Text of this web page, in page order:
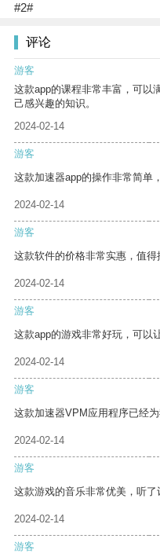
#2#
评论
游客
这款app的课程非常丰富，可以
己感兴趣的知识。
2024-02-14
游客
这款加速器app的操作非常简单
2024-02-14
游客
这款软件的价格非常实惠，值得
2024-02-14
游客
这款app的游戏非常好玩，可以
2024-02-14
游客
这款加速器VPM应用程序已经
2024-02-14
游客
这款游戏的音乐非常优美，听了
2024-02-14
游客